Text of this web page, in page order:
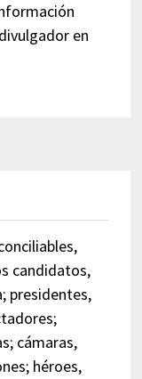
en
candidatos,
presidentes,
cámaras,
héroes,